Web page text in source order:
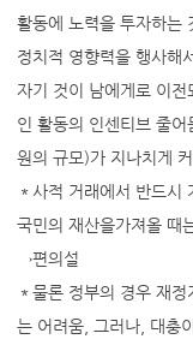
활동에 노력을 투자하는
정치적 영향력을 행사해
자기 것이 남에게로 이
인 활동의 인센티브 줄
원의 규모)가 지나치게
＊사적 거래에서 반드시
국민의 재산을가져올 때
→편의설
＊물론 정부의 경우 재
는 어려움, 그러나, 대충